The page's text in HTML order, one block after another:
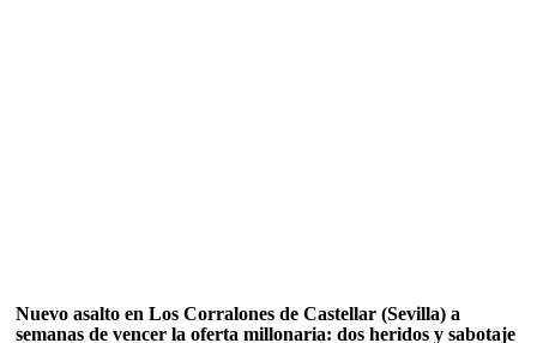
Nuevo asalto en Los Corralones de Castellar (Sevilla) a
semanas de vencer la oferta millonaria: dos heridos y sabotaje